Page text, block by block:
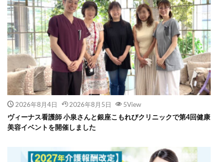
2026年8月4日 2026年8月5日 5View
ヴィーナス看護師 小泉さんと銀座こもれびクリニックで第4回健康
美容イベントを開催しました